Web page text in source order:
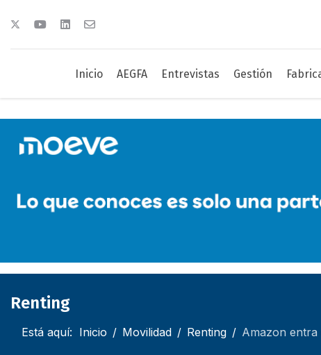
Inicio AEGFA Entrevistas Gestión
Renting
Está aquí: Inicio Movilidad Renting Amazon entra